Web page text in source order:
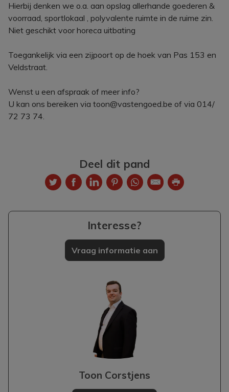
Hierbij denken we o.a. aan opslag allerhande goederen &
voorraad, sportlokaal , polyvalente ruimte in de ruime zin.
Niet geschikt voor horeca uitbating
Toegankelijk via een zijpoort op de hoek van Pas 153 en
Veldstraat.
Wenst u een afspraak of meer info?
U kan ons bereiken via toon@vastengoed.be of via 014/
72 73 74.
Deel dit pand
Interesse?
Vraag informatie aan
Toon Corstjens